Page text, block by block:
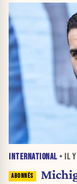
INTERNATIONAL • IL